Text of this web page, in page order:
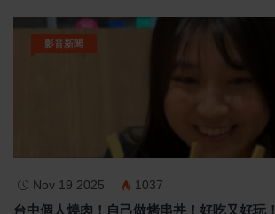
影音新聞
Nov 19 2025 1037
台中個人燒肉！自己做烤串丼！好吃又好玩！